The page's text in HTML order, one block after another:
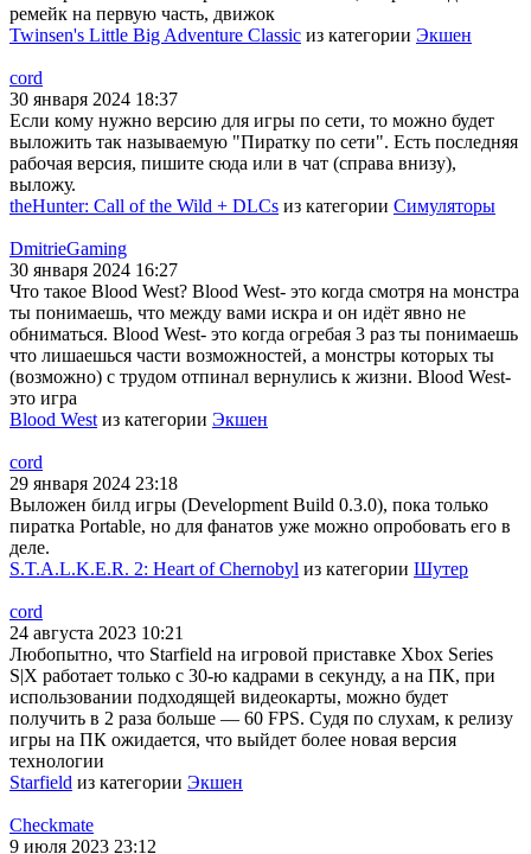
ремейк на первую часть, движок
Twinsen's Little Big Adventure Classic из категории Экшен
cord
30 января 2024 18:37
Если кому нужно версию для игры по сети, то можно будет
выложить так называемую "Пиратку по сети". Есть последняя
рабочая версия, пишите сюда или в чат (справа внизу),
выложу.
theHunter: Call of the Wild + DLCs из категории Симуляторы
DmitrieGaming
30 января 2024 16:27
Что такое Blood West? Blood West- это когда смотря на монстра
ты понимаешь, что между вами искра и он идёт явно не
обниматься. Blood West- это когда огребая 3 раз ты понимаешь
что лишаешься части возможностей, а монстры которых ты
(возможно) с трудом отпинал вернулись к жизни. Blood West-
это игра
Blood West из категории Экшен
cord
29 января 2024 23:18
Выложен билд игры (Development Build 0.3.0), пока только
пиратка Portable, но для фанатов уже можно опробовать его в
деле.
S.T.A.L.K.E.R. 2: Heart of Chernobyl из категории Шутер
cord
24 августа 2023 10:21
Любопытно, что Starfield на игровой приставке Xbox Series
S|X работает только с 30-ю кадрами в секунду, а на ПК, при
использовании подходящей видеокарты, можно будет
получить в 2 раза больше — 60 FPS. Судя по слухам, к релизу
игры на ПК ожидается, что выйдет более новая версия
технологии
Starfield из категории Экшен
Checkmate
9 июля 2023 23:12